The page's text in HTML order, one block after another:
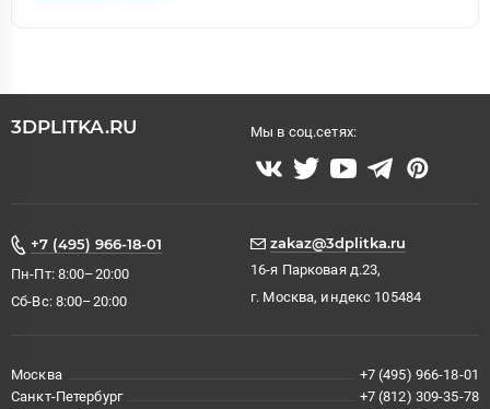
3DPLITKA.RU Мы в соц.сетях:
+7 (495) 966-18-01
Пн-Пт: 8:00–20:00
Сб-Вс: 8:00–20:00
zakaz@3dplitka.ru
16-я Парковая д.23,
г. Москва, индекс 105484
Москва
+7 (495) 966-18-01
Санкт-Петербург
+7 (812) 309-35-78